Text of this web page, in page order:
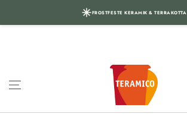
FROSTFESTE KERAMIK & TERRAKOTTA
Aller au